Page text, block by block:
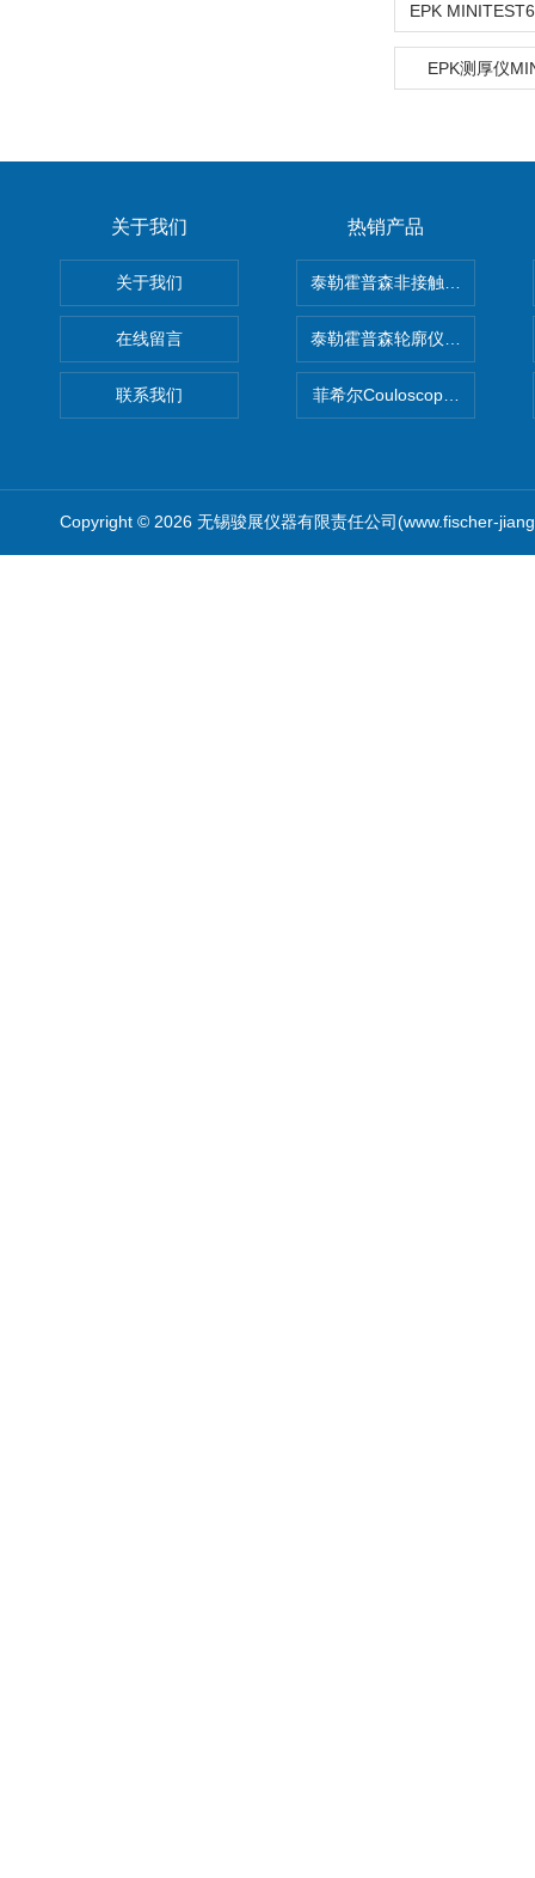
EPK测厚仪
关于我们
关于我们
在线留言
联系我们
热销产品
泰勒霍普森非接触式轮廓仪
泰勒霍普森轮廓仪|TAYLOR
菲希尔Couloscope CMS2电
Copyright © 2026 无锡骏展仪器有限责任公司(www.fischer-